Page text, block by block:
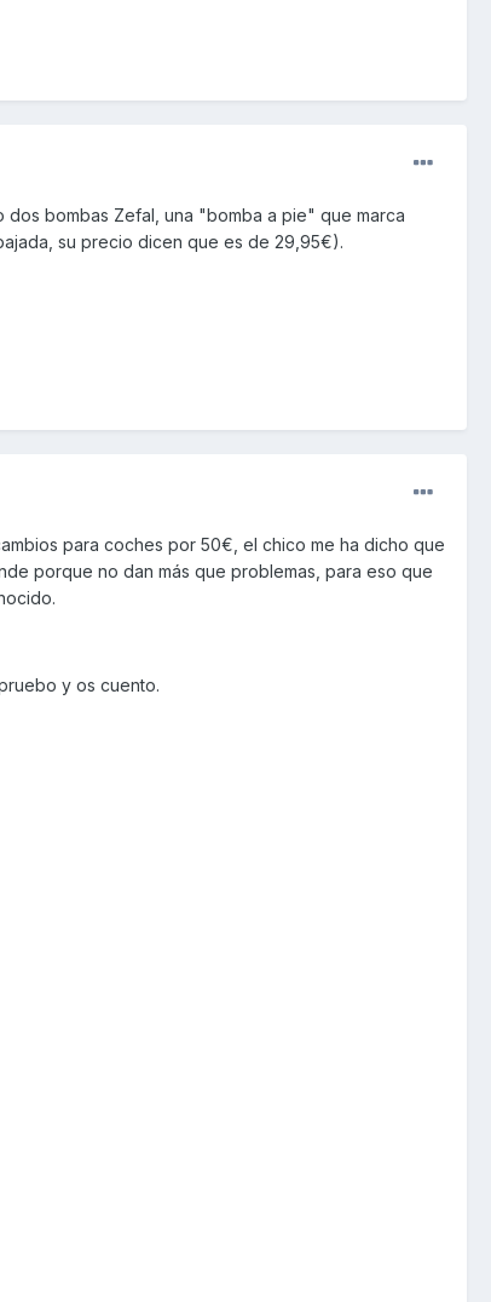
bombas Zefal, una "bomba a pie" que marca
su precio dicen que es de 29,95€).
para coches por 50€, el chico me ha dicho que
porque no dan más que problemas, para eso que
y os cuento.